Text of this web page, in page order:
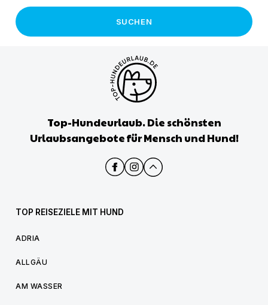
SUCHEN
Top-Hundeurlaub. Die schönsten
Urlaubsangebote für Mensch und Hund!
TOP REISEZIELE MIT HUND
ADRIA
ALLGÄU
AM WASSER